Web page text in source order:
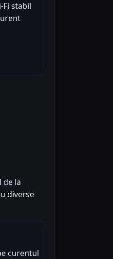
Fi stabil
de la
diverse
curentul